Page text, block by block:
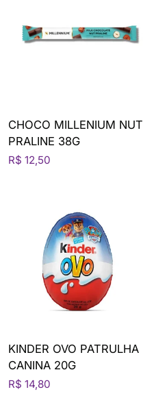
CHOCO MILLENIUM NUT
PRALINE 38G
R$ 12,50
KINDER OVO PATRULHA
CANINA 20G
R$ 14,80